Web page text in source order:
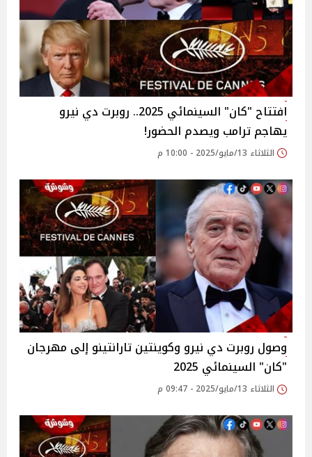
افتتاح "كان" السينمائي 2025.. روبرت دي نيرو
يهاجم ترامب ويصدم الحضور!
الثلاثاء 13/مايو/2025 - 10:00 م
وصول روبرت دي نيرو وكوينتين تارانتينو إلى مهرجان
"كان" السينمائي 2025
الثلاثاء 13/مايو/2025 - 09:47 م